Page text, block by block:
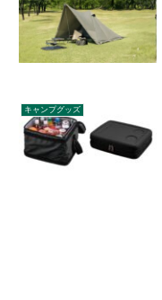
キャンプグッズ